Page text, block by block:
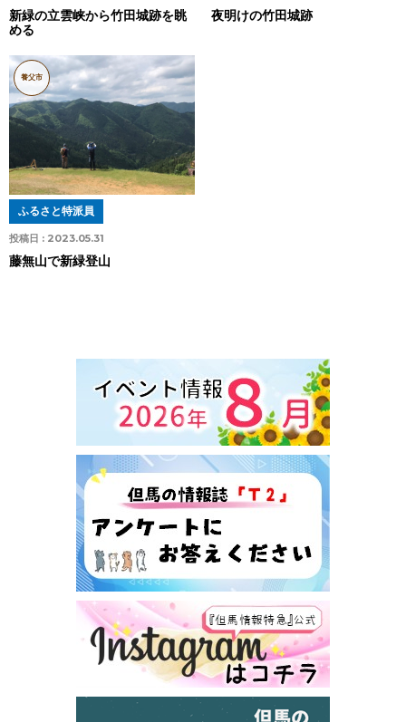
新緑の立雲峡から竹田城跡を眺
める
夜明けの竹田城跡
養父市
投稿日 : 2023.05.31
ふるさと特派員
藤無山で新緑登山